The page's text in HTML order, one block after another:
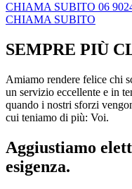
CHIAMA SUBITO 06
CHIAMA SUBITO
SEMPRE PIÙ
Amiamo rendere felice chi
un servizio eccellente e in
quando i nostri sforzi
cui teniamo di più: Voi.
Aggiustiamo
esigenza.